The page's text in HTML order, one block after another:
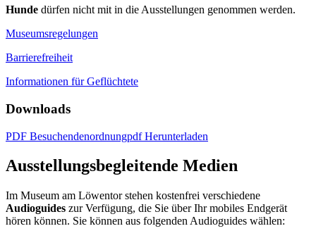
Hunde dürfen nicht mit in die Ausstellungen genommen werden.
Museumsregelungen
Barrierefreiheit
Informationen für Geflüchtete
Downloads
PDF Besuchendenordnungpdf Herunterladen
Ausstellungsbegleitende Medien
Im Museum am Löwentor stehen kostenfrei verschiedene
Audioguides zur Verfügung, die Sie über Ihr mobiles Endgerät
hören können. Sie können aus folgenden Audioguides wählen: